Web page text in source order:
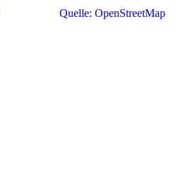
Quelle: OpenStreetMap